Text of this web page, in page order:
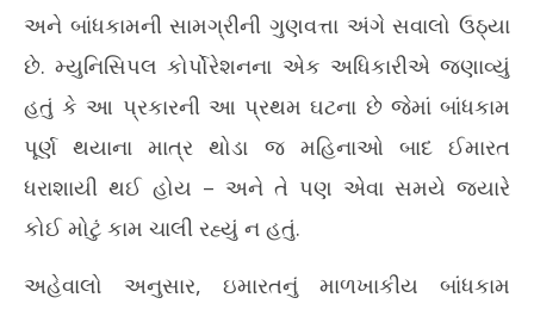
અને બાંધકામની સામગ્રીની ગુણવત્તા અંગે સવાલો ઉઠ્યા
છે. મ્યુનિસિપલ કોર્પોરેશનના એક અધિકારીએ જણાવ્યું
હતું કે આ પ્રકારની આ પ્રથમ ઘટના છે જેમાં બાંધકામ
પૂર્ણ થયાના માત્ર થોડા જ મહિનાઓ બાદ ઈમારત
ધરાશાયી થઈ હોય – અને તે પણ એવા સમયે જ્યારે
કોઈ મોટું કામ ચાલી રહ્યું ન હતું.
અહેવાલો અનુસાર, ઇમારતનું માળખાકીય બાંધકામ